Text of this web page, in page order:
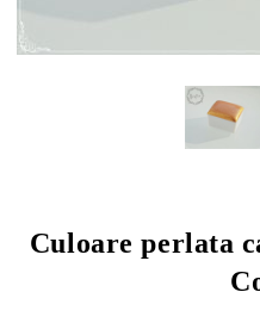
Culoare perlata